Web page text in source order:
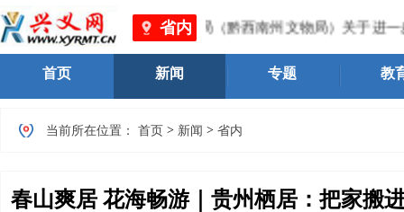
省内
化体育广电旅游局（黔西南州文物局）关于进一步规范我州
首页 新闻 专题 教
当前所在位置： 首页 > 新闻 > 省内
春山爽居 花海畅游｜贵州栖居：把家搬